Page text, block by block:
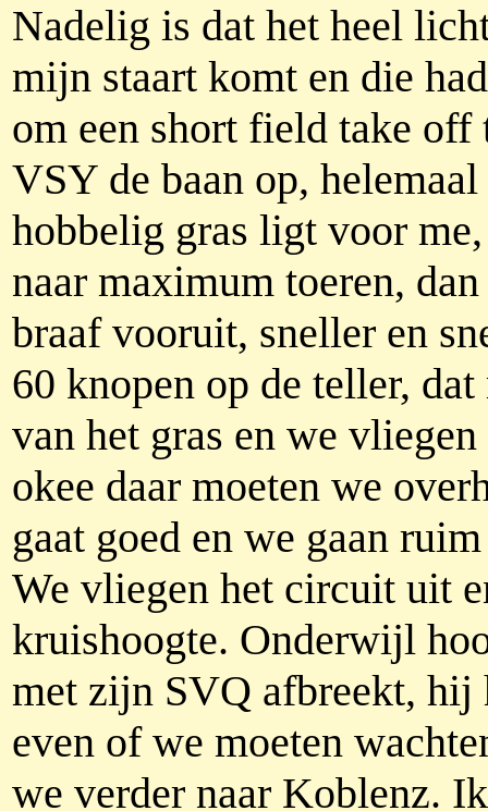
Nadelig is dat het heel
mijn staart komt en die
om een short field take off
VSY de baan op,
hobbelig gras ligt voor
naar maximum toeren,
braaf vooruit, sneller en
60 knopen op de teller,
van het gras en we
okee daar moeten we
gaat goed en we gaan
We vliegen het circuit uit
kruishoogte. Onderwijl
met zijn SVQ afbreekt, hij
even of we moeten
we verder naar Koblenz.